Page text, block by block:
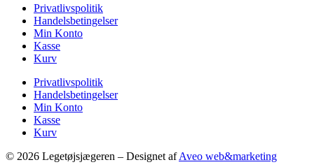
Privatlivspolitik
Handelsbetingelser
Min Konto
Kasse
Kurv
Privatlivspolitik
Handelsbetingelser
Min Konto
Kasse
Kurv
© 2026 Legetøjsjægeren – Designet afAveo web&marketing